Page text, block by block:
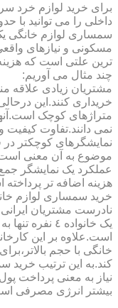
برای خرید لوازم خرد
سمساری لوازم خانگی
مسکونی و نیازهای
ترین علتی است که
چند مثال می آوریم:
مشتریان زیادی علاقه
خریداری کنند.این
متراژهای کوچک
نمی دانند.تفاوت
نمایشگرهای کوچکتر در
موضوع به آن معنی
عملکرد یک نمایشگر
هزینه اضافه تر
خرید سمساری لوازم
یک خانواده ٤
است.علاوه بر این
خانگی با حجم
کند.به این ترتیب خرید
نیاز به معنی پرداخت
بیشتر انرژی مصرفی